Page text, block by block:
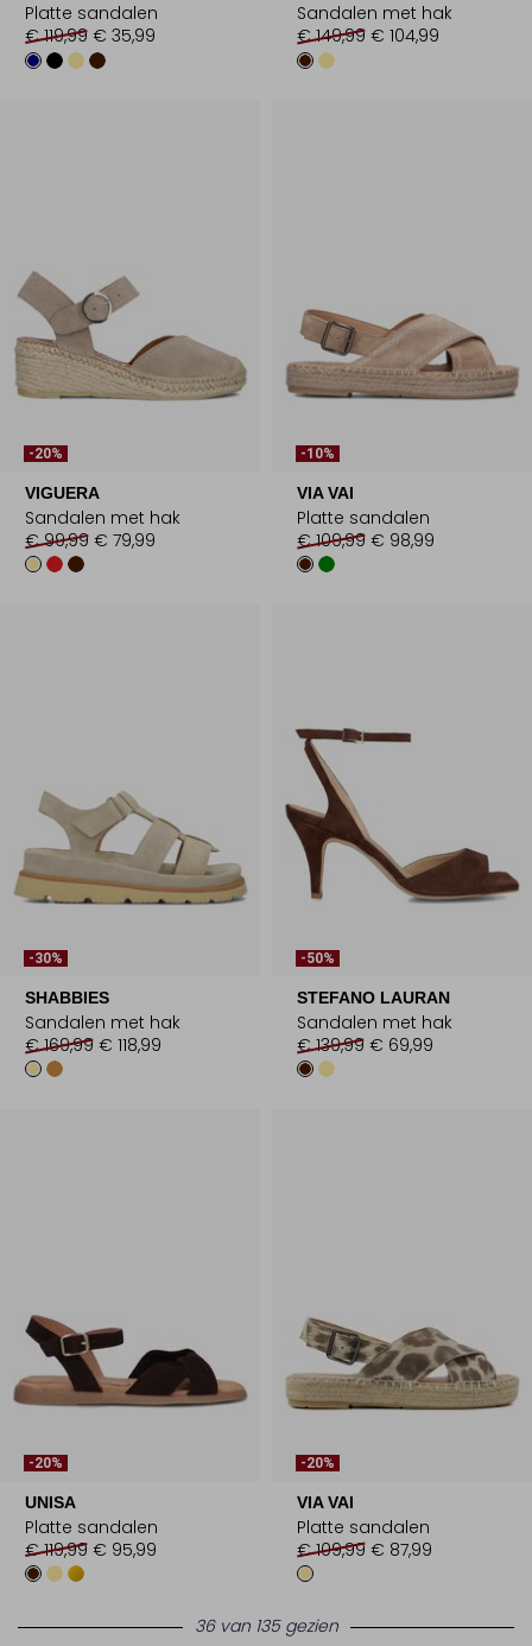
Platte sandalen
€ 119,99 € 35,99
Sandalen met hak
€ 149,99 € 104,99
-20%
VIGUERA
Sandalen met hak
€ 99,99 € 79,99
-10%
VIA VAI
Platte sandalen
€ 109,99 € 98,99
-30%
SHABBIES
Sandalen met hak
€ 169,99 € 118,99
-50%
STEFANO LAURAN
Sandalen met hak
€ 139,99 € 69,99
-20%
UNISA
Platte sandalen
€ 119,99 € 95,99
-20%
VIA VAI
Platte sandalen
€ 109,99 € 87,99
36 van 135 gezien